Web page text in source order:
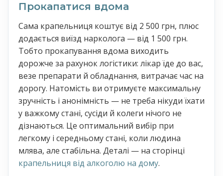
Прокапатися вдома
Сама крапельниця коштує від 2 500 грн, плюс
додається виїзд нарколога — від 1 500 грн.
Тобто прокапування вдома виходить
дорожче за рахунок логістики: лікар їде до вас,
везе препарати й обладнання, витрачає час на
дорогу. Натомість ви отримуєте максимальну
зручність і анонімність — не треба нікуди їхати
у важкому стані, сусіди й колеги нічого не
дізнаються. Це оптимальний вибір при
легкому і середньому стані, коли людина
млява, але стабільна. Деталі — на сторінці
крапельниця від алкоголю на дому.